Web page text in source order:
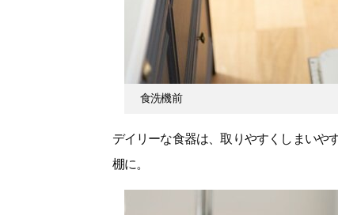
食洗機前
デイリーな食器は、取りやすくしまいや
棚に。